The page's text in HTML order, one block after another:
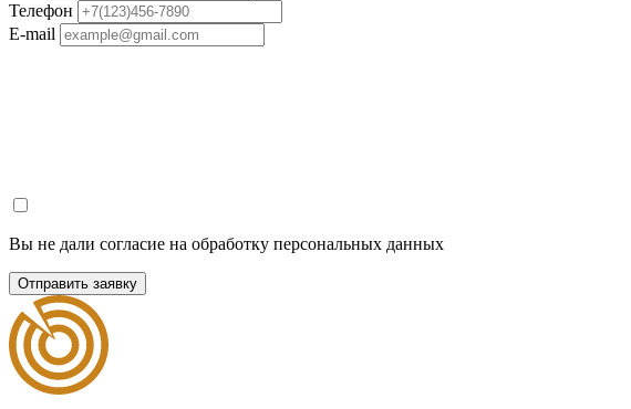
Телефон
E-mail
Вы не дали согласие на обработку персональных данных
Отправить заявку